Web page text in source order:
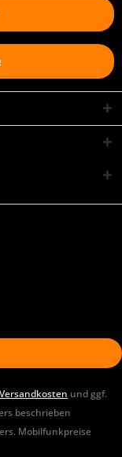
Versandkosten und ggf.
beschrieben
Mobilfunkpreise